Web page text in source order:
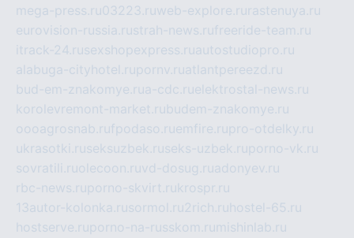
mega-press.ru03223.ruweb-explore.ru rastenuya.ru
eurovision-russia.rustrah-news.rufreeride-team.ru
itrack-24.rusexshopexpress.ruautostudiopro.ru
alabuga-cityhotel.rupornv.ruatlantpereezd.ru
bud-em-znakomye.rua-cdc.ruelektrostal-news.ru
korolevremont-market.rubudem-znakomye.ru
oooagrosnab.rufpodaso.ruemfire.rupro-otdelky.ru
ukrasotki.ruseksuzbek.ruseks-uzbek.ruporno-vk.ru
sovratili.ruolecoon.ruvd-dosug.ruadonyev.ru
rbc-news.ruporno-skvirt.rukrospr.ru
13autor-kolonka.rusormol.ru2rich.ru hostel-65.ru
hostserve.ruporno-na-russkom.ru mishinlab.ru